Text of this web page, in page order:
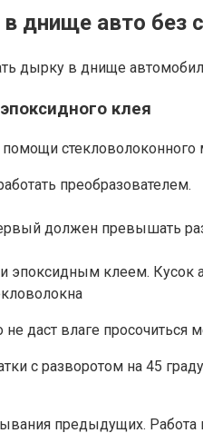
днище авто без
дырку в днище
клея
стекловолоконного
преобразователем.
должен превышать
эпоксидным клеем.
даст влаге
с разворотом на 45
предыдущих. Работа